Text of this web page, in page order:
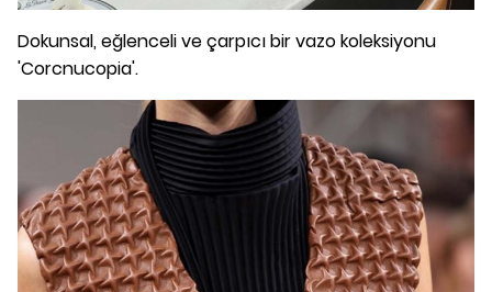
Dokunsal, eğlenceli ve çarpıcı bir vazo koleksiyonu
'Corcnucopia'.